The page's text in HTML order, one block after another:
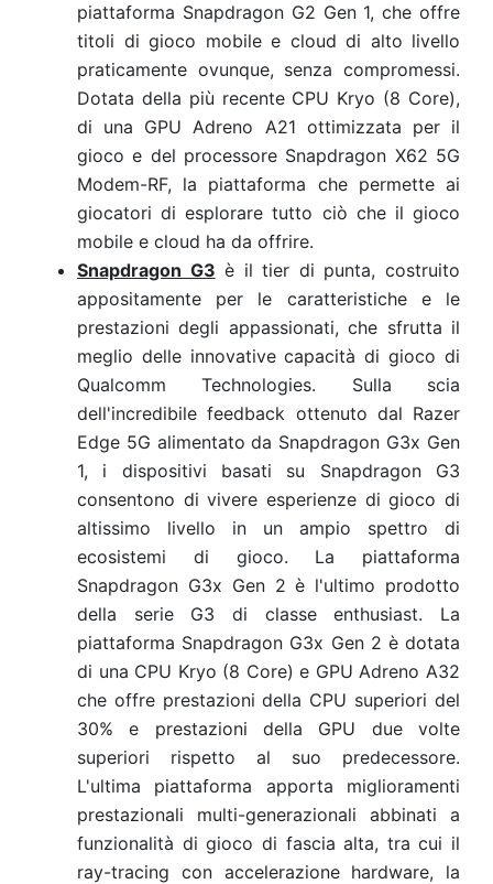
piattaforma Snapdragon G2 Gen 1, che offre
titoli di gioco mobile e cloud di alto livello
praticamente ovunque, senza compromessi.
Dotata della più recente CPU Kryo (8 Core),
di una GPU Adreno A21 ottimizzata per il
gioco e del processore Snapdragon X62 5G
Modem-RF, la piattaforma che permette ai
giocatori di esplorare tutto ciò che il gioco
mobile e cloud ha da offrire.
Snapdragon G3 è il tier di punta, costruito
appositamente per le caratteristiche e le
prestazioni degli appassionati, che sfrutta il
meglio delle innovative capacità di gioco di
Qualcomm Technologies. Sulla scia
dell'incredibile feedback ottenuto dal Razer
Edge 5G alimentato da Snapdragon G3x Gen
1, i dispositivi basati su Snapdragon G3
consentono di vivere esperienze di gioco di
altissimo livello in un ampio spettro di
ecosistemi di gioco. La piattaforma
Snapdragon G3x Gen 2 è l'ultimo prodotto
della serie G3 di classe enthusiast. La
piattaforma Snapdragon G3x Gen 2 è dotata
di una CPU Kryo (8 Core) e GPU Adreno A32
che offre prestazioni della CPU superiori del
30% e prestazioni della GPU due volte
superiori rispetto al suo predecessore.
L'ultima piattaforma apporta miglioramenti
prestazionali multi-generazionali abbinati a
funzionalità di gioco di fascia alta, tra cui il
ray-tracing con accelerazione hardware, la